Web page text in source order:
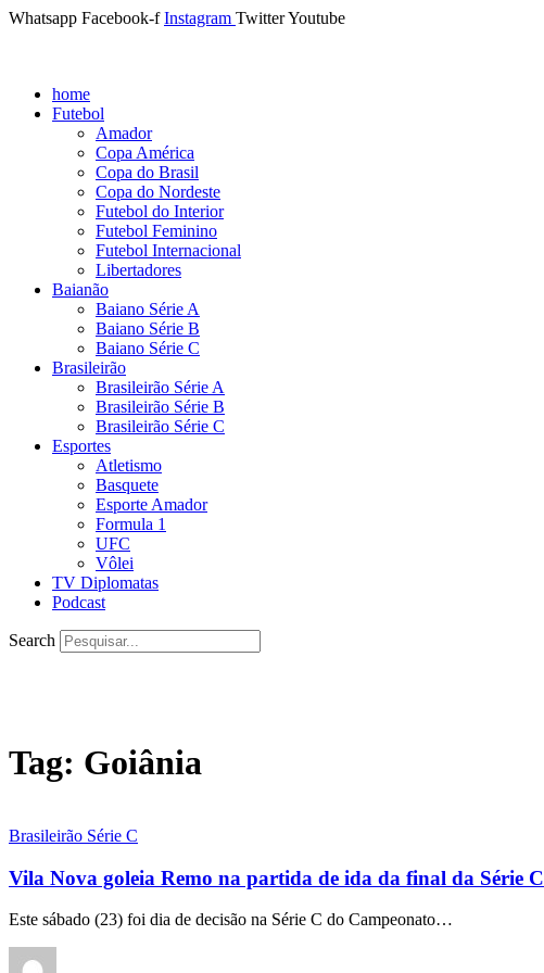
Whatsapp Facebook-f Instagram TwitterYoutube
home
Futebol
Amador
Copa América
Copa do Brasil
Copa do Nordeste
Futebol do Interior
Futebol Feminino
Futebol Internacional
Libertadores
Baianão
Baiano Série A
Baiano Série B
Baiano Série C
Brasileirão
Brasileirão Série A
Brasileirão Série B
Brasileirão Série C
Esportes
Atletismo
Basquete
Esporte Amador
Formula 1
UFC
Vôlei
TV Diplomatas
Podcast
Search
Tag: Goiânia
Brasileirão Série C
Vila Nova goleia Remo na partida de ida da final da Série C
Este sábado (23) foi dia de decisão na Série C do Campeonato…